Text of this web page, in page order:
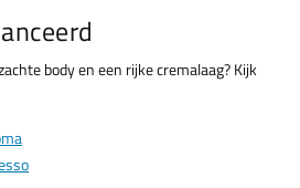
body en een rijke cremalaag? Kijk